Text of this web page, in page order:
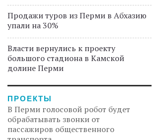
Продажи туров из Перми в Абхазию
упали на 30%
Власти вернулись к проекту
большого стадиона в Камской
долине Перми
ПРОЕКТЫ
В Перми голосовой робот будет
обрабатывать звонки от
пассажиров общественного